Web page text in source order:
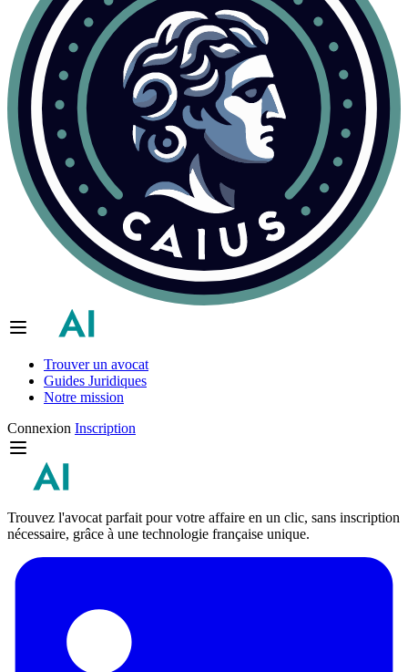
Trouver un avocat
Guides Juridiques
Notre mission
Connexion Inscription
Trouvez l'avocat parfait pour votre affaire en un clic, sans inscription
nécessaire, grâce à une technologie française unique.